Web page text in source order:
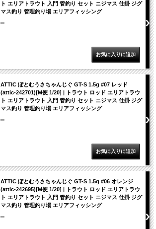
ト エリアトラウト 入門 管釣り セット ニジマス 仕掛 ジグ
マス釣り 管理釣り場 エリアフィッシング
""
ATTIC ぼとむうさちゃんじぐ GT-S 1.5g #07 レッド
(attic-242701)[M便 1/20] | トラウト ロッド エリアトラウ
ト エリアトラウト 入門 管釣り セット ニジマス 仕掛 ジグ
マス釣り 管理釣り場 エリアフィッシング
""
ATTIC ぼとむうさちゃんじぐ GT-S 1.5g #06 オレンジ
(attic-242695)[M便 1/20] | トラウト ロッド エリアトラウ
ト エリアトラウト 入門 管釣り セット ニジマス 仕掛 ジグ
マス釣り 管理釣り場 エリアフィッシング
""